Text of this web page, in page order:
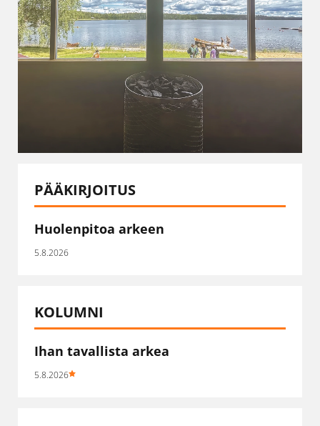
PÄÄKIRJOITUS
Huolenpitoa arkeen
5.8.2026
KOLUMNI
Ihan tavallista arkea
5.8.2026